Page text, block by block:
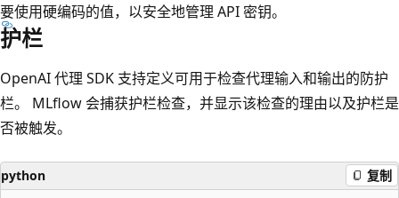
要使用硬编码的值，以安全地管理 API 密钥。
护栏
OpenAI 代理 SDK 支持定义可用于检查代理输入和输出的防护
栏。 MLflow 会捕获护栏检查，并显示该检查的理由以及护栏是
否被触发。
python 复制